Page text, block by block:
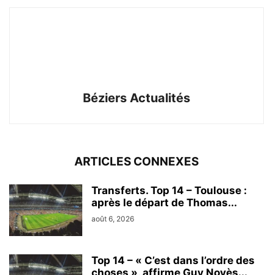
Béziers Actualités
ARTICLES CONNEXES
Transferts. Top 14 – Toulouse :
après le départ de Thomas...
août 6, 2026
Top 14 – « C’est dans l’ordre des